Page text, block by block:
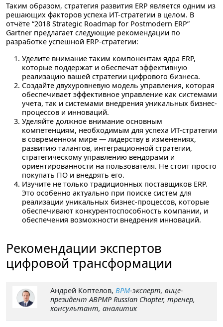
Таким образом, стратегия развития ERP является одним из
решающих факторов успеха ИТ-стратегии в целом. В
отчёте “2018 Strategic Roadmap for Postmodern ERP”
Gartner предлагает следующие рекомендации по
разработке успешной ERP-стратегии:
Уделите внимание таким компонентам ядра ERP,
которые поддержат и обеспечат эффективную
реализацию вашей стратегии цифрового бизнеса.
Создайте двухуровневую модель управления, которая
обеспечивает эффективное управление как системами
учета, так и системами внедрения уникальных бизнес-
процессов и инноваций.
Уделяйте должное внимание основным
компетенциям, необходимым для успеха ИТ-стратегии
в современном мире — лидерству в изменениях,
развитию талантов, интеграционной стратегии,
стратегическому управлению вендорами и
ориентированности на пользователя. Не стоит просто
покупать ПО и внедрять его.
Изучите не только традиционных поставщиков ERP.
Это особенно актуально при поиске систем для
реализации уникальных бизнес-процессов, которые
обеспечивают конкурентоспособность компании, и
обеспечения возможности внедрения инноваций.
Рекомендации экспертов
цифровой трансформации
Андрей Коптелов, BPM-эксперт, вице-
президент ABPMP Russian Chapter, тренер,
консультант, аналитик